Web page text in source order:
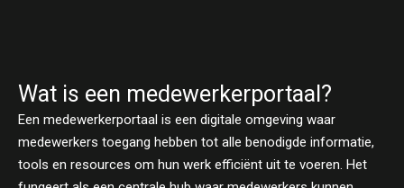
Wat is een medewerkerportaal?
Een medewerkerportaal is een digitale omgeving waar
medewerkers toegang hebben tot alle benodigde informatie,
tools en resources om hun werk efficiënt uit te voeren. Het